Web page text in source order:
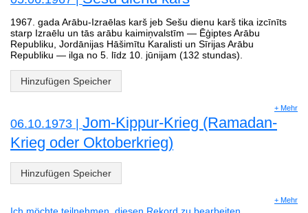
1967. gada Arābu-Izraēlas karš jeb Sešu dienu karš tika izcīnīts
starp Izraēlu un tās arābu kaimiņvalstīm — Ēģiptes Arābu
Republiku, Jordānijas Hāšimītu Karalisti un Sīrijas Arābu
Republiku — ilga no 5. līdz 10. jūnijam (132 stundas).
Hinzufügen Speicher
+ Mehr
06.10.1973 | Jom-Kippur-Krieg (Ramadan-
Krieg oder Oktoberkrieg)
Hinzufügen Speicher
+ Mehr